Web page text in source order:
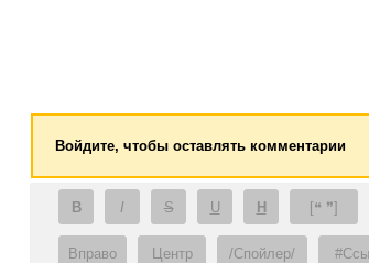
Войдите, чтобы оставлять комментарии
B I S U H [❝ ❞]
Вправо Центр /Спойлер/